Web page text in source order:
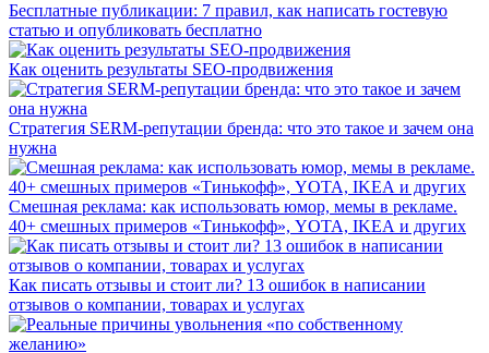
Бесплатные публикации: 7 правил, как написать гостевую
статью и опубликовать бесплатно
Как оценить результаты SEO-продвижения
Стратегия SERM-репутации бренда: что это такое и зачем она
нужна
Смешная реклама: как использовать юмор, мемы в рекламе.
40+ смешных примеров «Тинькофф», YOTA, IKEA и других
Как писать отзывы и стоит ли? 13 ошибок в написании
отзывов о компании, товарах и услугах